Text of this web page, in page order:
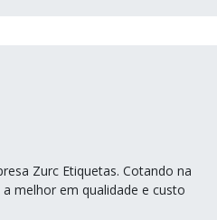
Zurc Etiquetas. Cotando na
melhor em qualidade e custo